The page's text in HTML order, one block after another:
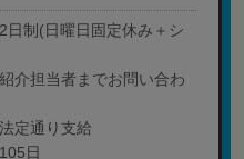
日制(日曜日固定休み＋シ
介担当者までお問い合わ
定通り支給
日